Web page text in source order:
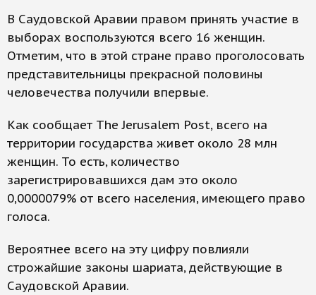
В Саудовской Аравии правом принять участие в
выборах воспользуются всего 16 женщин.
Отметим, что в этой стране право проголосовать
представительницы прекрасной половины
человечества получили впервые.
Как сообщает The Jerusalem Post, всего на
территории государства живет около 28 млн
женщин. То есть, количество
зарегистрировавшихся дам это около
0,0000079% от всего населения, имеющего право
голоса.
Вероятнее всего на эту цифру повлияли
строжайшие законы шариата, действующие в
Саудовской Аравии.